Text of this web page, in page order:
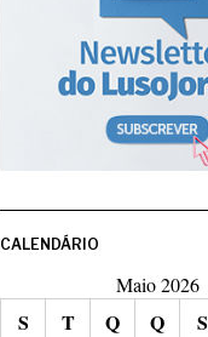
CALENDÁRIO
Maio 2026
S T Q Q S